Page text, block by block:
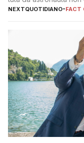
NEXTQUOTIDIANO-FACT